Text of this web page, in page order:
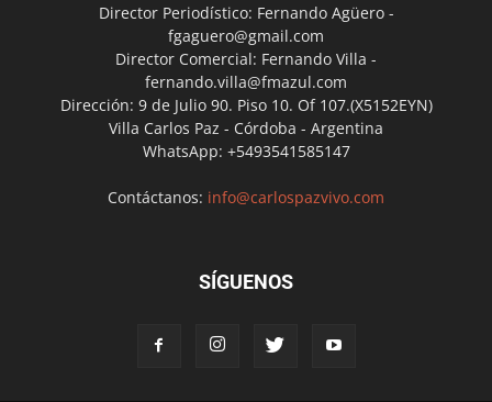
Director Periodístico: Fernando Agüero -
fgaguero@gmail.com
Director Comercial: Fernando Villa -
fernando.villa@fmazul.com
Dirección: 9 de Julio 90. Piso 10. Of 107.(X5152EYN)
Villa Carlos Paz - Córdoba - Argentina
WhatsApp: +5493541585147
Contáctanos: info@carlospazvivo.com
SÍGUENOS